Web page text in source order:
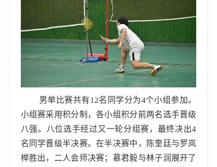
男单比赛共有12名同学分为4个小组参加。
小组赛采用积分制，各小组积分前两名选手晋级
八强。八位选手经过又一轮分组赛，最终决出4
名同学晋级半决赛。在半决赛中，陈奎廷与罗岚
榉胜出，二人会师决赛；慕君毅与林子润展开了